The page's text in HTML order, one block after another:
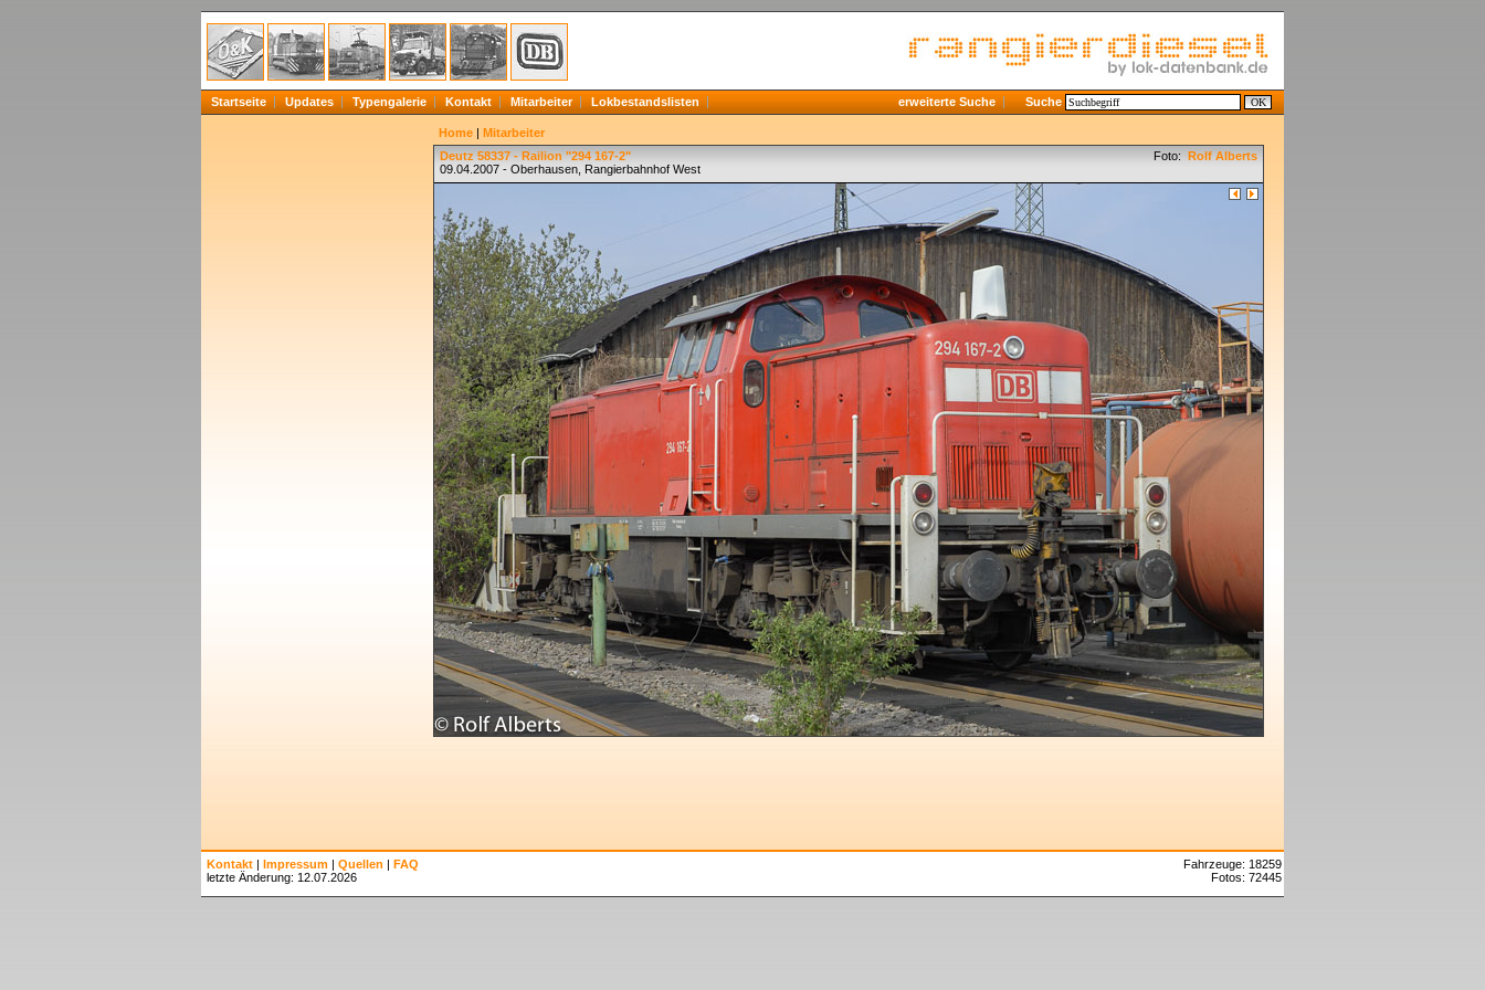
Startseite Updates Typengalerie Kontakt Mitarbeiter Lokbestandslisten erweiterte Suche Suche
Home | Mitarbeiter
Deutz 58337 - Railion "294 167-2"
09.04.2007 - Oberhausen, Rangierbahnhof West
Foto: Rolf Alberts
Kontakt | Impressum | Quellen | FAQ
letzte Änderung: 12.07.2026
Fahrzeuge: 18259
Fotos: 72445